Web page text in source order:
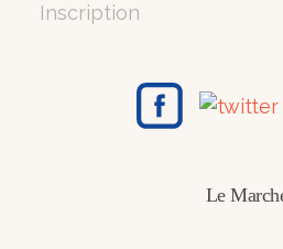
Inscription
Le